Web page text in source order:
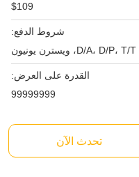
$109
شروط الدفع:
القدرة على العرض:
99999999
تحدث الآن